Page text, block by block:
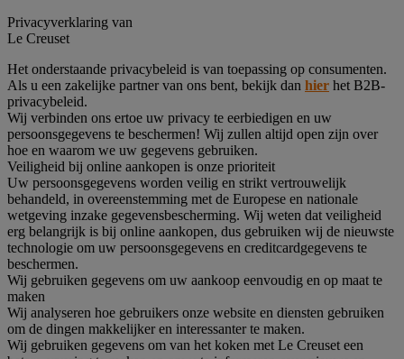
Privacyverklaring van
Le Creuset
Het onderstaande privacybeleid is van toepassing op consumenten.
Als u een zakelijke partner van ons bent, bekijk dan hier het B2B-
privacybeleid.
Wij verbinden ons ertoe uw privacy te eerbiedigen en uw
persoonsgegevens te beschermen! Wij zullen altijd open zijn over
hoe en waarom we uw gegevens gebruiken.
Veiligheid bij online aankopen is onze prioriteit
Uw persoonsgegevens worden veilig en strikt vertrouwelijk
behandeld, in overeenstemming met de Europese en nationale
wetgeving inzake gegevensbescherming. Wij weten dat veiligheid
erg belangrijk is bij online aankopen, dus gebruiken wij de nieuwste
technologie om uw persoonsgegevens en creditcardgegevens te
beschermen.
Wij gebruiken gegevens om uw aankoop eenvoudig en op maat te
maken
Wij analyseren hoe gebruikers onze website en diensten gebruiken
om de dingen makkelijker en interessanter te maken.
Wij gebruiken gegevens om van het koken met Le Creuset een